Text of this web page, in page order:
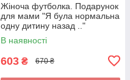
Жіноча футболка. Подарунок
для мами "Я була нормальна
одну дитину назад .."
В наявності
603 ₴ 670 ₴